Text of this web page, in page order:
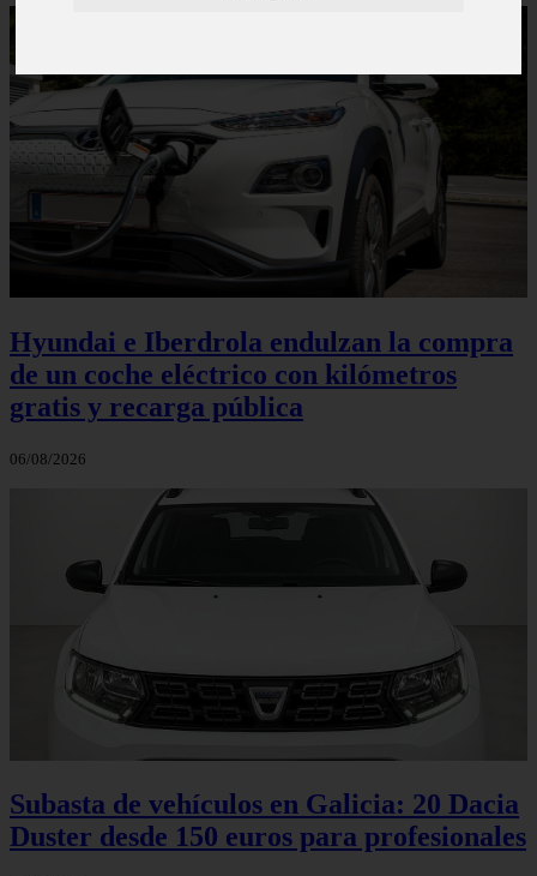
Hyundai e Iberdrola endulzan la compra
de un coche eléctrico con kilómetros
gratis y recarga pública
06/08/2026
Subasta de vehículos en Galicia: 20 Dacia
Duster desde 150 euros para profesionales